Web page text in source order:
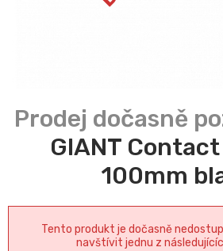
GIANT Contact
100mm
Tento produkt je dočasně
navštívit jednu z